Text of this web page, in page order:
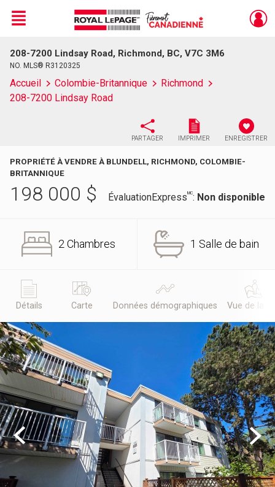
Live
En Direct
Menu
208-7200 Lindsay Road, Richmond, BC, V7C 3M6
NO. MLS® R3120325
Accueil Colombie-Britannique
Richmond
208-7200 Lindsay Road
PARTAGER IMPRIMER ENREGISTRER
PROPRIÉTÉ À VENDRE À BLUNDELL, RICHMOND, COLOMBIE-
BRITANNIQUE
198 000 $ ÉvaluationExpressMC: Non disponible
2 Chambres 1 Salle de bain
Détails Carte Données démographiques Vue de la
Previous Next